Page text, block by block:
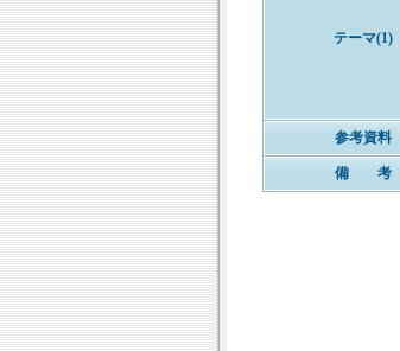
テーマ(1)
参考資料
備 考